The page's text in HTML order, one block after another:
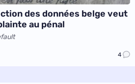
des données belge veut
au pénal
4